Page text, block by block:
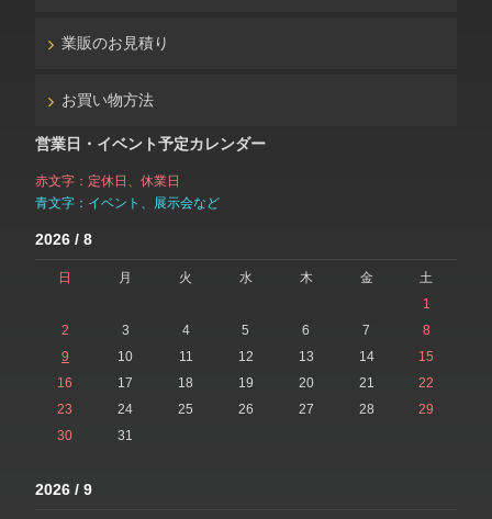
業販のお見積り
お買い物方法
営業日・イベント予定カレンダー
赤文字：定休日、休業日
青文字：イベント、展示会など
2026 / 8
日 月 火 水 木 金
土
1
2
3 4 5 6 7
8
9
10 11 12 13 14
15
16
17 18 19 20 21
22
23
24 25 26 27 28
29
30
31
2026 / 9